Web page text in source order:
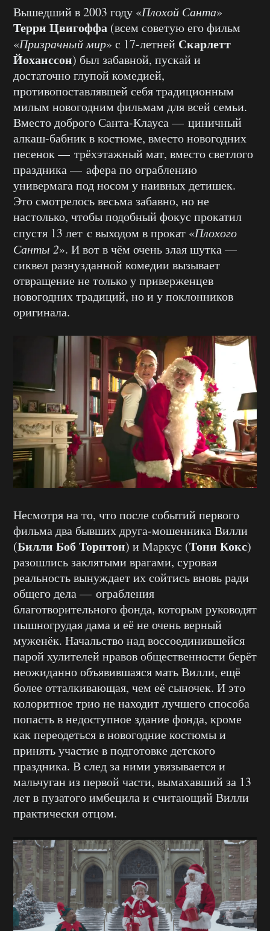
Вышедший в 2003 году «Плохой Санта»
Терри Цвигоффа (всем советую его фильм
«Призрачный мир» с 17-летней Скарлетт
Йоханссон) был забавной, пускай и
достаточно глупой комедией,
противопоставлявшей себя традиционным
милым новогодним фильмам для всей семьи.
Вместо доброго Санта-Клауса — циничный
алкаш-бабник в костюме, вместо новогодних
песенок — трёхэтажный мат, вместо светлого
праздника — афера по ограблению
универмага под носом у наивных детишек.
Это смотрелось весьма забавно, но не
настолько, чтобы подобный фокус прокатил
спустя 13 лет с выходом в прокат «Плохого
Санты 2». И вот в чём очень злая шутка —
сиквел разнузданной комедии вызывает
отвращение не только у приверженцев
новогодних традиций, но и у поклонников
оригинала.
Несмотря на то, что после событий первого
фильма два бывших друга-мошенника Вилли
(Билли Боб Торнтон) и Маркус (Тони Кокс)
разошлись заклятыми врагами, суровая
реальность вынуждает их сойтись вновь ради
общего дела — ограбления
благотворительного фонда, которым руководят
пышногрудая дама и её не очень верный
муженёк. Начальство над воссоединившейся
парой хулителей нравов общественности берёт
неожиданно объявившаяся мать Вилли, ещё
более отталкивающая, чем её сыночек. И это
колоритное трио не находит лучшего способа
попасть в недоступное здание фонда, кроме
как переодеться в новогодние костюмы и
принять участие в подготовке детского
праздника. В след за ними увязывается и
мальчуган из первой части, вымахавший за 13
лет в пузатого имбецила и считающий Вилли
практически отцом.